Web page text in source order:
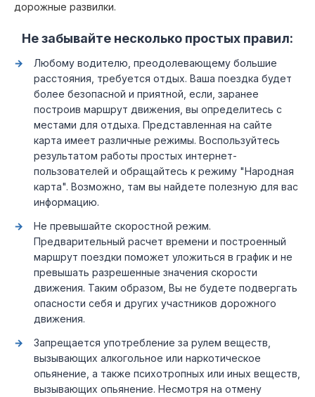
дорожные развилки.
Не забывайте несколько простых правил:
Любому водителю, преодолевающему большие
расстояния, требуется отдых. Ваша поездка будет
более безопасной и приятной, если, заранее
построив маршрут движения, вы определитесь с
местами для отдыха. Представленная на сайте
карта имеет различные режимы. Воспользуйтесь
результатом работы простых интернет-
пользователей и обращайтесь к режиму "Народная
карта". Возможно, там вы найдете полезную для вас
информацию.
Не превышайте скоростной режим.
Предварительный расчет времени и построенный
маршрут поездки поможет уложиться в график и не
превышать разрешенные значения скорости
движения. Таким образом, Вы не будете подвергать
опасности себя и других участников дорожного
движения.
Запрещается употребление за рулем веществ,
вызывающих алкогольное или наркотическое
опьянение, а также психотропных или иных веществ,
вызывающих опьянение. Несмотря на отмену